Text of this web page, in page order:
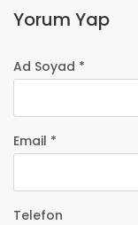
Yorum Yap
Ad Soyad *
Email *
Telefon